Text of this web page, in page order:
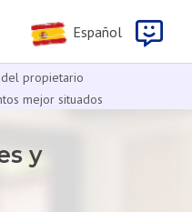
Español
propietario
mejor situados
y